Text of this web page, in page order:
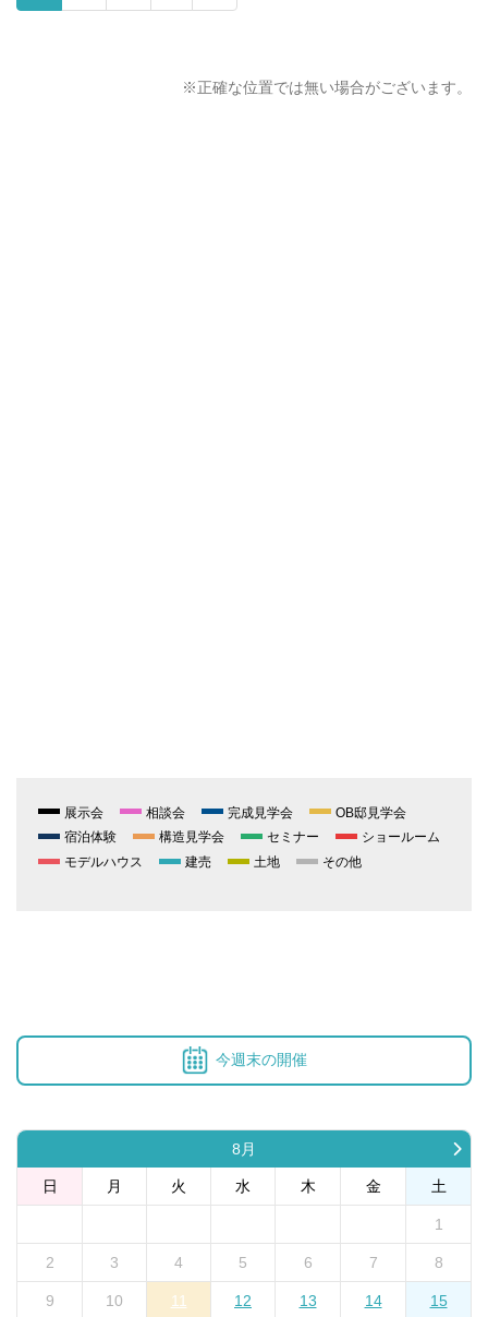
※正確な位置では無い場合がございます。
展示会 相談会 完成見学会
OB邸見学会
宿泊体験
構造見学会 セミナー
ショールーム
モデルハウス
建売 土地 その他
今週末の開催
8月
日 月 火 水 木 金 土
1
2 3 4 5 6 7 8
9 10 11 12 13 14 15